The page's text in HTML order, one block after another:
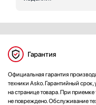
Гарантия
Официальная гарантия
техники Asko. Гарантийный срок,
на странице товара. При
не повреждено. Обслуживание